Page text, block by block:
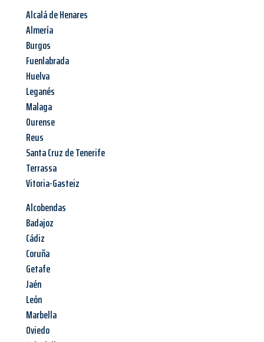
Alcalá de Henares
Almería
Burgos
Fuenlabrada
Huelva
Leganés
Malaga
Ourense
Reus
Santa Cruz de Tenerife
Terrassa
Vitoria-Gasteiz
Alcobendas
Badajoz
Cádiz
Coruña
Getafe
Jaén
León
Marbella
Oviedo